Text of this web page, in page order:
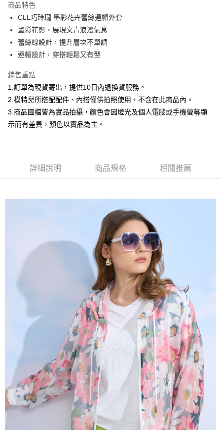
合作金庫商業銀行
華南商業銀行
彰化商業銀行
上海商業儲蓄銀行
國泰世華商業銀行
臺灣中小企業銀行
聯邦商業銀行
元大商業銀行
永豐商業銀行
台新國際商業銀行
中國信託商業銀行
台灣樂天信用卡公司
超商取貨付款
LINE Pay
Apple Pay
悠遊付
Google Pay
大哥付你分期
2.付款方式選擇「大哥付你分期」，訂單成立後會自動跳轉到大哥付的交易
流程，驗證手機門號後，選擇欲分期的期數、繳款截止日，確認付款後即完
4.訂單成立30分鐘內，如未前往確認交易或遇審核未通過，訂單將自動取
消。如遇「轉專審核」未通過狀況，表示未達大哥付你分期系統評分，恕無
1.分期款項不併入電信帳單，「大哥付你分期」於每月結算日後寄送繳費提
2.透過簡訊連結打開帳單後，可選擇「超商條碼／台灣大直營門市／銀行轉
帳／街口支付／iPASS MONEY」等通路繳費。
1.本服務係由「台灣大哥大股份有限公司」（以下簡稱本公司）所提供，讓
用戶於交易時，得透過本服務購買商品或服務，並由商店將買賣／分期付款
買賣價金債權讓與本公司後，依約使用本公司帳單繳交帳款。
2.基於同意付款使用「大哥付你分期」之契約關係目的，商店將以您的個人
資料（包含姓名、電話或地址）提供予台灣大哥大進項蒐集、處理及利用，
由本公司與您本人進行分期帳單所需資料之確認、核對及更正。
3.完整用戶服務條款，請詳閱以下連結：
https://oppay.tw/userRule
相關說明
２．便利：只要手機號碼，簡訊認證，即可結帳。
３．安心：先確認商品／服務後，再付款。
【「AFTEE先享後付」結帳流程】
１．於結帳方式選擇「AFTEE先享後付」後，將跳轉至「AFTEE先享後付」
結帳頁面，進行簡訊認證並確認金額後，即可完成結帳。
２．訂單成立數日內，您將收到繳費通知簡訊。
３．收到繳費通知簡訊後14天內，點擊此簡訊中的連結，可透過四大超商／
ATM／網路銀行／等多元方式進行付款，方視為交易完成。
※ 請注意：結帳手續完成當下不需立刻繳費，但若您需要取消訂單，請聯絡
購買商品的店家。未經商家同意取消之訂單仍視為有效，需透過AFTEE先享
※ 交易是否成功請以「AFTEE先享後付 」之結帳頁面顯示為準，若有關於
是否繳費成功／繳費後需取消欲退款等相關疑問，請聯繫「AFTEE先享後付
https://netprotections.freshdesk.com/support/home
１．透過由恩沛科技股份有限公司提供之「AFTEE先享後付」服務完成之交
易，需依本服務之必要範圍內提供個人資料，並將交易相關給付款項請求債
權轉讓予恩沛科技股份有限公司。
２．關於個人資料處理事宜，請瀏覽以下網址：
https://aftee.tw/terms/#terms3
３．未成年的使用者請事先徵得法定代理人或監護人之同意方可使用
「AFTEE先享後付」，若未經同意申辦者引起之損失，本公司不負相關責
每筆NT$120，滿NT$2,000(含以上)免運費
每筆NT$120，滿NT$2,000(含以上)免運費
每筆NT$120，滿NT$2,000(含以上)免運費
商品特色
CLL巧玲瓏 墨彩花卉蕾絲連帽外套
墨彩花影，展現文青浪漫氣息
蕾絲線設計，提升層次不單調
連帽設計，穿搭輕鬆又有型
銷售重點
1.訂單為現貨寄出，提供10日內退換貨服務。
2.模特兒所搭配配件、內搭僅供拍照使用，不含在此商品內。
3.商品圖檔皆為實品拍攝，顏色會因燈光及個人電腦或手機螢幕顯
示而有差異，顏色以實品為主。
詳細說明 商品規格 相關推薦